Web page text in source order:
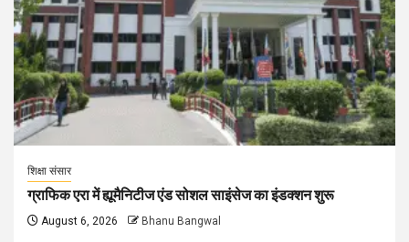
शिक्षा संसार
ग्राफिक एरा में ह्यूमैनिटीज एंड सोशल साइंसेज का इंडक्शन शुरू
August 6, 2026 Bhanu Bangwal